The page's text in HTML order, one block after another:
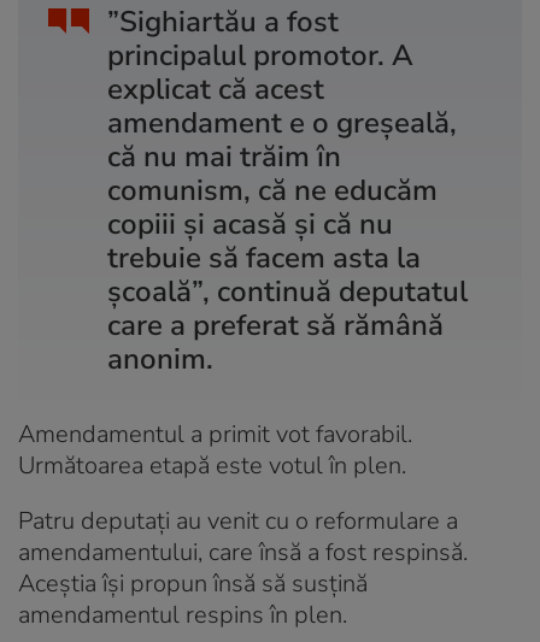
”Sighiartău a fost
principalul promotor. A
explicat că acest
amendament e o greșeală,
că nu mai trăim în
comunism, că ne educăm
copiii și acasă și că nu
trebuie să facem asta la
școală”, continuă deputatul
care a preferat să rămână
anonim.
Amendamentul a primit vot favorabil.
Următoarea etapă este votul în plen.
Patru deputați au venit cu o reformulare a
amendamentului, care însă a fost respinsă.
Aceștia își propun însă să susțină
amendamentul respins în plen.